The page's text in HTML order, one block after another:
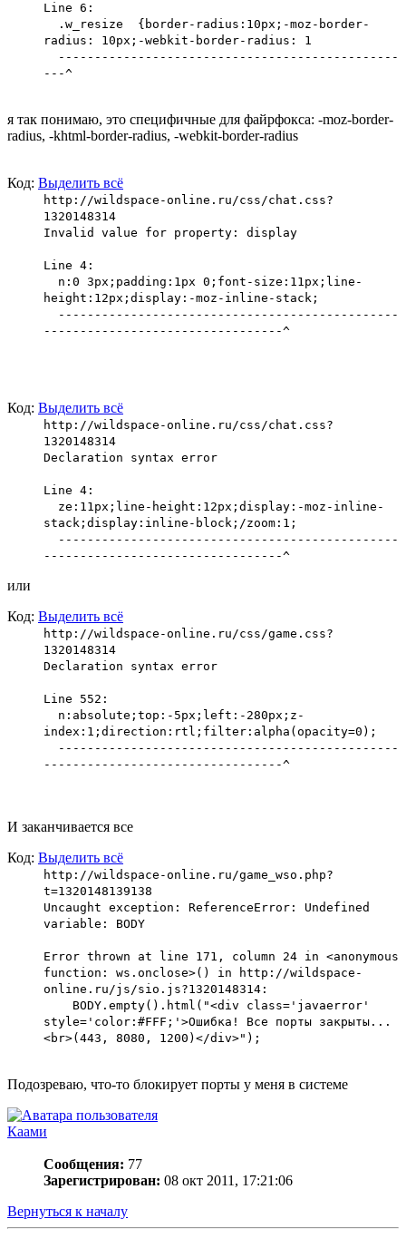
Line 6:
.w_resize {border-radius:10px;-moz-border-
radius: 10px;-webkit-border-radius: 1
-----------------------------------------------
---^
я так понимаю, это специфичные для файрфокса: -moz-border-
radius, -khtml-border-radius, -webkit-border-radius
Код: Выделить всё
http://wildspace-online.ru/css/chat.css?
1320148314
Invalid value for property: display
Line 4:
n:0 3px;padding:1px 0;font-size:11px;line-
height:12px;display:-moz-inline-stack;
-----------------------------------------------
---------------------------------^
Код: Выделить всё
http://wildspace-online.ru/css/chat.css?
1320148314
Declaration syntax error
Line 4:
ze:11px;line-height:12px;display:-moz-inline-
stack;display:inline-block;/zoom:1;
-----------------------------------------------
---------------------------------^
или
Код: Выделить всё
http://wildspace-online.ru/css/game.css?
1320148314
Declaration syntax error
Line 552:
n:absolute;top:-5px;left:-280px;z-
index:1;direction:rtl;filter:alpha(opacity=0);
-----------------------------------------------
---------------------------------^
И заканчивается все
Код: Выделить всё
http://wildspace-online.ru/game_wso.php?
t=1320148139138
Uncaught exception: ReferenceError: Undefined
variable: BODY
Error thrown at line 171, column 24 in <anonymous
function: ws.onclose>() in http://wildspace-
online.ru/js/sio.js?1320148314:
BODY.empty().html("<div class='javaerror'
style='color:#FFF;'>Ошибка! Все порты закрыты...
<br>(443, 8080, 1200)</div>");
Подозреваю, что-то блокирует порты у меня в системе
Каами
Сообщения: 77
Зарегистрирован: 08 окт 2011, 17:21:06
Вернуться к началу